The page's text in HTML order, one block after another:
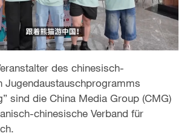
des chinesisch-
Jugendaustauschprogramms
sind die China Media Group (CMG)
chinesische Verband für